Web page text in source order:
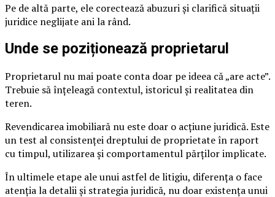
Pe de altă parte, ele corectează abuzuri și clarifică situații
juridice neglijate ani la rând.
Unde se poziționează proprietarul
Proprietarul nu mai poate conta doar pe ideea că „are acte”.
Trebuie să înțeleagă contextul, istoricul și realitatea din
teren.
Revendicarea imobiliară nu este doar o acțiune juridică. Este
un test al consistenței dreptului de proprietate în raport
cu timpul, utilizarea și comportamentul părților implicate.
În ultimele etape ale unui astfel de litigiu, diferența o face
atenția la detalii și strategia juridică, nu doar existența unui